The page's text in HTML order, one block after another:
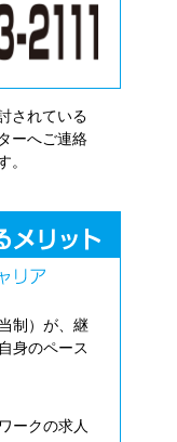
されている
ーへご連絡
。
制）が、継
身のペース
ークの求人